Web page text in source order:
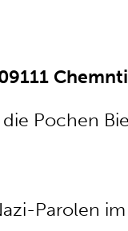
Pochen
Parolen im